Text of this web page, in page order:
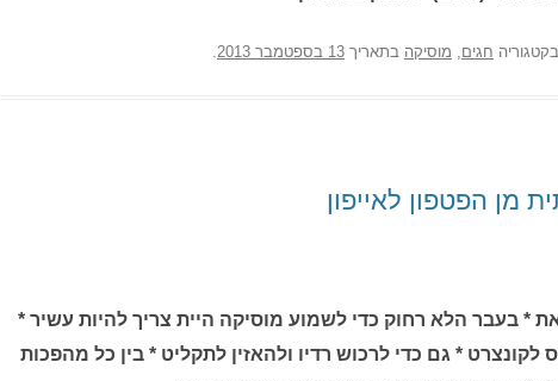
חגים, מוסיקה בתאריך 13 בספטמבר 2013 .
מן הפטפון לאייפון
זאת * בעבר הלא רחוק כדי לשמוע מוסיקה היית צריך להיות עשיר *
לקונצרט * גם כדי לרכוש רדיו ולהאזין לתקליט * בין כל מהפכות